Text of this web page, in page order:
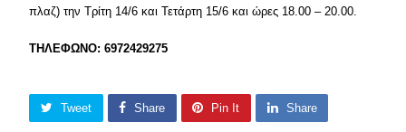
πλαζ) την Τρίτη 14/6 και Τετάρτη 15/6 και ώρες 18.00 – 20.00.
ΤΗΛΕΦΩΝΟ: 6972429275
Tweet Share Pin It Share